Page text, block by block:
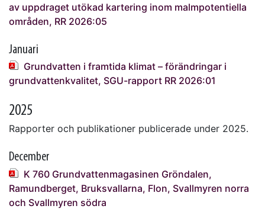
av uppdraget utökad kartering inom malmpotentiella
områden, RR 2026:05
Januari
Grundvatten i framtida klimat – förändringar i
grundvattenkvalitet, SGU-rapport RR 2026:01
2025
Rapporter och publikationer publicerade under 2025.
December
K 760 Grundvattenmagasinen Gröndalen,
Ramundberget, Bruksvallarna, Flon, Svallmyren norra
och Svallmyren södra